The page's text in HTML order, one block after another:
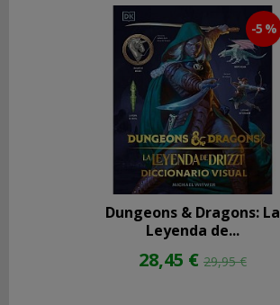
Youtube
-5 %
Dungeons & Dragons: La
Leyenda de...
28,45 € 29,95 €